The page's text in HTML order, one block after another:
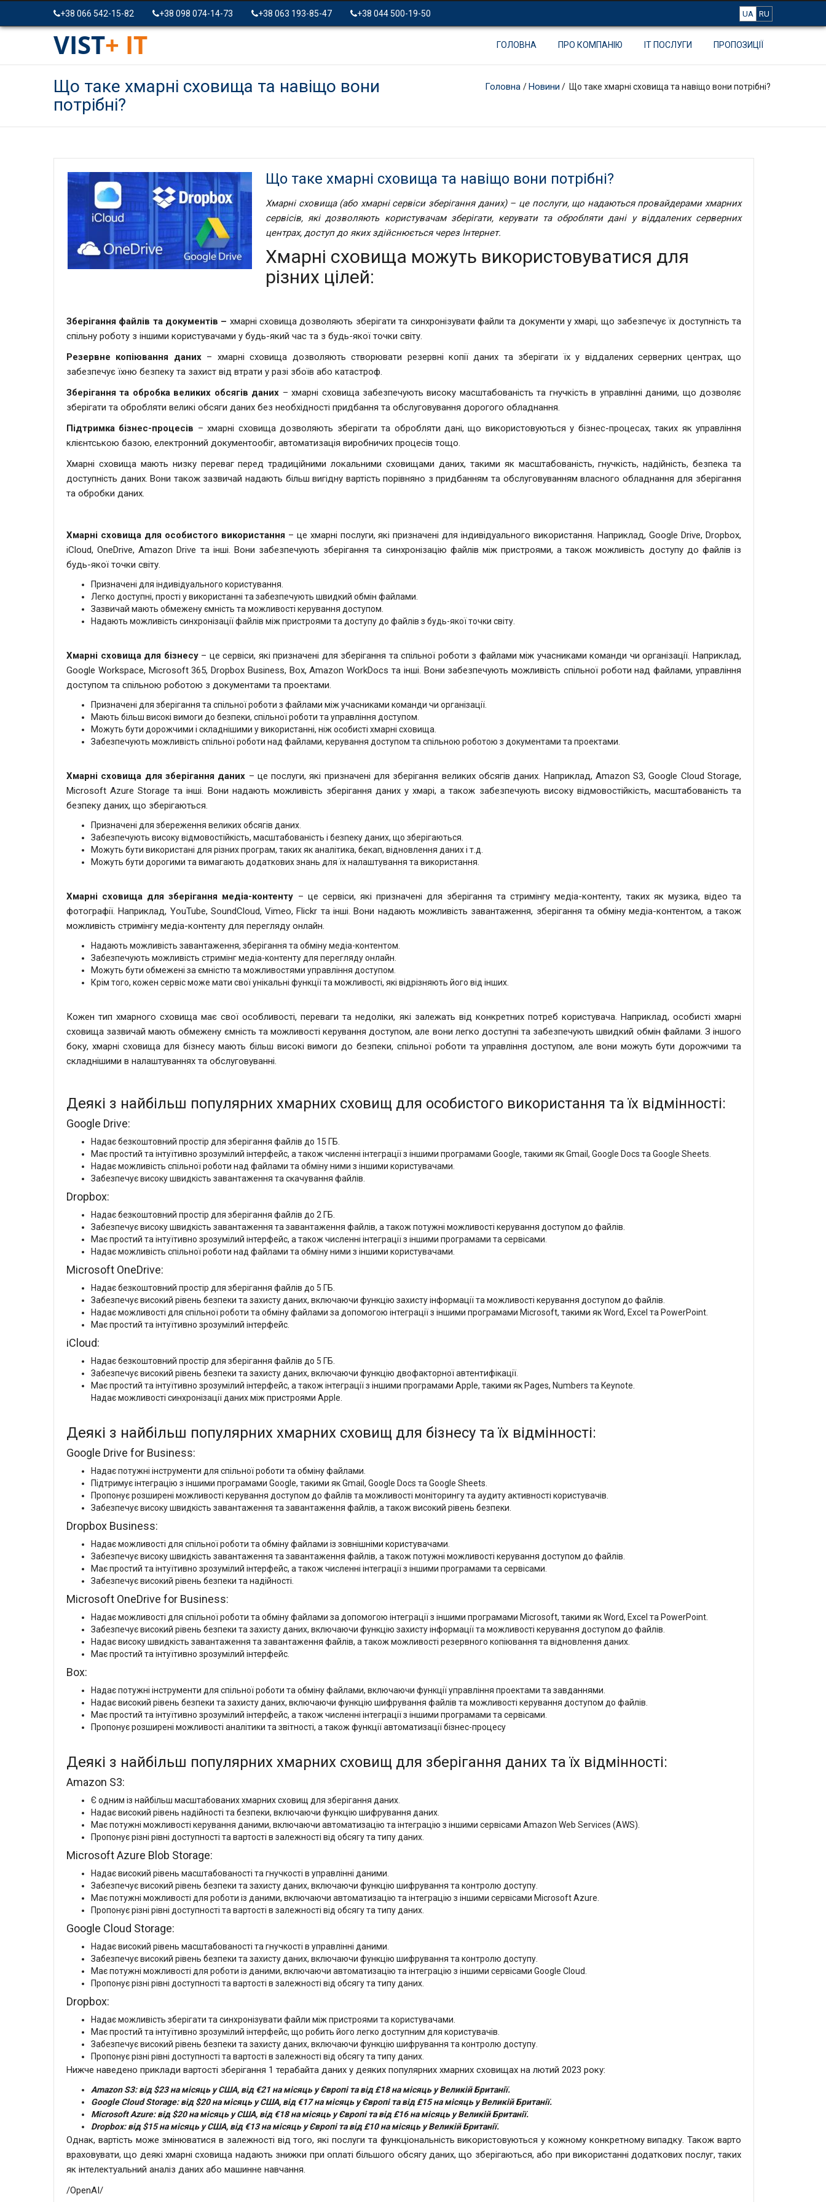
+38 066 542-15-82 +38 098 074-14-73 +38 063 193-85-47 +38 044 500-19-50 UA RU
VIST+ IT ГОЛОВНА ПРО КОМПАНІЮ IT ПОСЛУГИ ПРОПОЗИЦІЇ
Що таке хмарні сховища та навіщо вони
потрібні?
Головна /Новини / Що таке хмарні сховища та навіщо вони потрібні?
Що таке хмарні сховища та навіщо вони потрібні?
Хмарні сховища (або хмарні сервіси зберігання даних) – це послуги, що надаються провайдерами хмарних
сервісів, які дозволяють користувачам зберігати, керувати та обробляти дані у віддалених серверних
центрах, доступ до яких здійснюється через Інтернет.
Хмарні сховища можуть використовуватися для
різних цілей:
Зберігання файлів та документів – хмарні сховища дозволяють зберігати та синхронізувати файли та документи у хмарі, що забезпечує їх доступність та
спільну роботу з іншими користувачами у будь-який час та з будь-якої точки світу.
Резервне копіювання даних– хмарні сховища дозволяють створювати резервні копії даних та зберігати їх у віддалених серверних центрах, що
забезпечує їхню безпеку та захист від втрати у разі збоїв або катастроф.
Зберігання та обробка великих обсягів даних – хмарні сховища забезпечують високу масштабованість та гнучкість в управлінні даними, що дозволяє
зберігати та обробляти великі обсяги даних без необхідності придбання та обслуговування дорогого обладнання.
Підтримка бізнес-процесів – хмарні сховища дозволяють зберігати та обробляти дані, що використовуються у бізнес-процесах, таких як управління
клієнтською базою, електронний документообіг, автоматизація виробничих процесів тощо.
Хмарні сховища мають низку переваг перед традиційними локальними сховищами даних, такими як масштабованість, гнучкість, надійність, безпека та
доступність даних. Вони також зазвичай надають більш вигідну вартість порівняно з придбанням та обслуговуванням власного обладнання для зберігання
та обробки даних.
Хмарні сховища для особистого використання– це хмарні послуги, які призначені для індивідуального використання. Наприклад, Google Drive, Dropbox,
iCloud, OneDrive, Amazon Drive та інші. Вони забезпечують зберігання та синхронізацію файлів між пристроями, а також можливість доступу до файлів із
будь-якої точки світу.
Призначені для індивідуального користування.
Легко доступні, прості у використанні та забезпечують швидкий обмін файлами.
Зазвичай мають обмежену ємність та можливості керування доступом.
Надають можливість синхронізації файлів між пристроями та доступу до файлів з будь-якої точки світу.
Хмарні сховища для бізнесу– це сервіси, які призначені для зберігання та спільної роботи з файлами між учасниками команди чи організації. Наприклад,
Google Workspace, Microsoft 365, Dropbox Business, Box, Amazon WorkDocs та інші. Вони забезпечують можливість спільної роботи над файлами, управління
доступом та спільною роботою з документами та проектами.
Призначені для зберігання та спільної роботи з файлами між учасниками команди чи організації.
Мають більш високі вимоги до безпеки, спільної роботи та управління доступом.
Можуть бути дорожчими і складнішими у використанні, ніж особисті хмарні сховища.
Забезпечують можливість спільної роботи над файлами, керування доступом та спільною роботою з документами та проектами.
Хмарні сховища для зберігання даних – це послуги, які призначені для зберігання великих обсягів даних. Наприклад, Amazon S3, Google Cloud Storage,
Microsoft Azure Storage та інші. Вони надають можливість зберігання даних у хмарі, а також забезпечують високу відмовостійкість, масштабованість та
безпеку даних, що зберігаються.
Призначені для збереження великих обсягів даних.
Забезпечують високу відмовостійкість, масштабованість і безпеку даних, що зберігаються.
Можуть бути використані для різних програм, таких як аналітика, бекап, відновлення даних і т.д.
Можуть бути дорогими та вимагають додаткових знань для їх налаштування та використання.
Хмарні сховища для зберігання медіа-контенту – це сервіси, які призначені для зберігання та стримінгу медіа-контенту, таких як музика, відео та
фотографії. Наприклад, YouTube, SoundCloud, Vimeo, Flickr та інші. Вони надають можливість завантаження, зберігання та обміну медіа-контентом, а також
можливість стримінгу медіа-контенту для перегляду онлайн.
Надають можливість завантаження, зберігання та обміну медіа-контентом.
Забезпечують можливість стримінг медіа-контенту для перегляду онлайн.
Можуть бути обмежені за ємністю та можливостями управління доступом.
Крім того, кожен сервіс може мати свої унікальні функції та можливості, які відрізняють його від інших.
Кожен тип хмарного сховища має свої особливості, переваги та недоліки, які залежать від конкретних потреб користувача. Наприклад, особисті хмарні
сховища зазвичай мають обмежену ємність та можливості керування доступом, але вони легко доступні та забезпечують швидкий обмін файлами. З іншого
боку, хмарні сховища для бізнесу мають більш високі вимоги до безпеки, спільної роботи та управління доступом, але вони можуть бути дорожчими та
складнішими в налаштуваннях та обслуговуванні.
Деякі з найбільш популярних хмарних сховищ для особистого використання та їх відмінності:
Google Drive:
Надає безкоштовний простір для зберігання файлів до 15 ГБ.
Має простий та інтуїтивно зрозумілий інтерфейс, а також численні інтеграції з іншими програмами Google, такими як Gmail, Google Docs та Google Sheets.
Надає можливість спільної роботи над файлами та обміну ними з іншими користувачами.
Забезпечує високу швидкість завантаження та скачування файлів.
Dropbox:
Надає безкоштовний простір для зберігання файлів до 2 ГБ.
Забезпечує високу швидкість завантаження та завантаження файлів, а також потужні можливості керування доступом до файлів.
Має простий та інтуїтивно зрозумілий інтерфейс, а також численні інтеграції з іншими програмами та сервісами.
Надає можливість спільної роботи над файлами та обміну ними з іншими користувачами.
Microsoft OneDrive:
Надає безкоштовний простір для зберігання файлів до 5 ГБ.
Забезпечує високий рівень безпеки та захисту даних, включаючи функцію захисту інформації та можливості керування доступом до файлів.
Надає можливості для спільної роботи та обміну файлами за допомогою інтеграції з іншими програмами Microsoft, такими як Word, Excel та PowerPoint.
Має простий та інтуїтивно зрозумілий інтерфейс.
iCloud:
Надає безкоштовний простір для зберігання файлів до 5 ГБ.
Забезпечує високий рівень безпеки та захисту даних, включаючи функцію двофакторної автентифікації.
Має простий та інтуїтивно зрозумілий інтерфейс, а також інтеграції з іншими програмами Apple, такими як Pages, Numbers та Keynote.
Надає можливості синхронізації даних між пристроями Apple.
Деякі з найбільш популярних хмарних сховищ для бізнесу та їх відмінності:
Google Drive for Business:
Надає потужні інструменти для спільної роботи та обміну файлами.
Підтримує інтеграцію з іншими програмами Google, такими як Gmail, Google Docs та Google Sheets.
Пропонує розширені можливості керування доступом до файлів та можливості моніторингу та аудиту активності користувачів.
Забезпечує високу швидкість завантаження та завантаження файлів, а також високий рівень безпеки.
Dropbox Business:
Надає можливості для спільної роботи та обміну файлами із зовнішніми користувачами.
Забезпечує високу швидкість завантаження та завантаження файлів, а також потужні можливості керування доступом до файлів.
Має простий та інтуїтивно зрозумілий інтерфейс, а також численні інтеграції з іншими програмами та сервісами.
Забезпечує високий рівень безпеки та надійності.
Microsoft OneDrive for Business:
Надає можливості для спільної роботи та обміну файлами за допомогою інтеграції з іншими програмами Microsoft, такими як Word, Excel та PowerPoint.
Забезпечує високий рівень безпеки та захисту даних, включаючи функцію захисту інформації та можливості керування доступом до файлів.
Надає високу швидкість завантаження та завантаження файлів, а також можливості резервного копіювання та відновлення даних.
Має простий та інтуїтивно зрозумілий інтерфейс.
Box:
Надає потужні інструменти для спільної роботи та обміну файлами, включаючи функції управління проектами та завданнями.
Надає високий рівень безпеки та захисту даних, включаючи функцію шифрування файлів та можливості керування доступом до файлів.
Має простий та інтуїтивно зрозумілий інтерфейс, а також численні інтеграції з іншими програмами та сервісами.
Пропонує розширені можливості аналітики та звітності, а також функції автоматизації бізнес-процесу
Деякі з найбільш популярних хмарних сховищ для зберігання даних та їх відмінності:
Amazon S3:
Є одним із найбільш масштабованих хмарних сховищ для зберігання даних.
Надає високий рівень надійності та безпеки, включаючи функцію шифрування даних.
Має потужні можливості керування даними, включаючи автоматизацію та інтеграцію з іншими сервісами Amazon Web Services (AWS).
Пропонує різні рівні доступності та вартості в залежності від обсягу та типу даних.
Microsoft Azure Blob Storage:
Надає високий рівень масштабованості та гнучкості в управлінні даними.
Забезпечує високий рівень безпеки та захисту даних, включаючи функцію шифрування та контролю доступу.
Має потужні можливості для роботи із даними, включаючи автоматизацію та інтеграцію з іншими сервісами Microsoft Azure.
Пропонує різні рівні доступності та вартості в залежності від обсягу та типу даних.
Google Cloud Storage:
Надає високий рівень масштабованості та гнучкості в управлінні даними.
Забезпечує високий рівень безпеки та захисту даних, включаючи функцію шифрування та контролю доступу.
Має потужні можливості для роботи із даними, включаючи автоматизацію та інтеграцію з іншими сервісами Google Cloud.
Пропонує різні рівні доступності та вартості в залежності від обсягу та типу даних.
Dropbox:
Надає можливість зберігати та синхронізувати файли між пристроями та користувачами.
Має простий та інтуїтивно зрозумілий інтерфейс, що робить його легко доступним для користувачів.
Забезпечує високий рівень безпеки та захисту даних, включаючи функцію шифрування та контролю доступу.
Пропонує різні рівні доступності та вартості в залежності від обсягу та типу даних.
Нижче наведено приклади вартості зберігання 1 терабайта даних у деяких популярних хмарних сховищах на лютий 2023 року:
Amazon S3: від $23 на місяць у США, від €21 на місяць у Європі та від £18 на місяць у Великій Британії.
Google Cloud Storage: від $20 на місяць у США, від €17 на місяць у Європі та від £15 на місяць у Великій Британії.
Microsoft Azure: від $20 на місяць у США, від €18 на місяць у Європі та від £16 на місяць у Великій Британії.
Dropbox: від $15 на місяць у США, від €13 на місяць у Європі та від £10 на місяць у Великій Британії.
Однак, вартість може змінюватися в залежності від того, які послуги та функціональність використовуються у кожному конкретному випадку. Також варто
враховувати, що деякі хмарні сховища надають знижки при оплаті більшого обсягу даних, що зберігаються, або при використанні додаткових послуг, таких
як інтелектуальний аналіз даних або машинне навчання.
/OpenAI/